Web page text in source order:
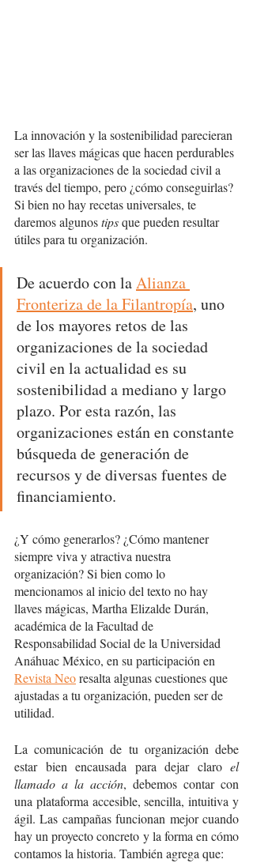
La innovación y la sostenibilidad parecieran
ser las llaves mágicas que hacen perdurables
a las organizaciones de la sociedad civil a
través del tiempo, pero ¿cómo conseguirlas?
Si bien no hay recetas universales, te
daremos algunos tips que pueden resultar
útiles para tu organización.
De acuerdo con la Alianza
Fronteriza de la Filantropía, uno
de los mayores retos de las
organizaciones de la sociedad
civil en la actualidad es su
sostenibilidad a mediano y largo
plazo. Por esta razón, las
organizaciones están en constante
búsqueda de generación de
recursos y de diversas fuentes de
financiamiento.
¿Y cómo generarlos? ¿Cómo mantener
siempre viva y atractiva nuestra
organización? Si bien como lo
mencionamos al inicio del texto no hay
llaves mágicas, Martha Elizalde Durán,
académica de la Facultad de
Responsabilidad Social de la Universidad
Anáhuac México, en su participación en
Revista Neo resalta algunas cuestiones que
ajustadas a tu organización, pueden ser de
utilidad.
La comunicación de tu organización debe
estar bien encausada para dejar claro el
llamado a la acción, debemos contar con
una plataforma accesible, sencilla, intuitiva y
ágil. Las campañas funcionan mejor cuando
hay un proyecto concreto y la forma en cómo
contamos la historia. También agrega que: